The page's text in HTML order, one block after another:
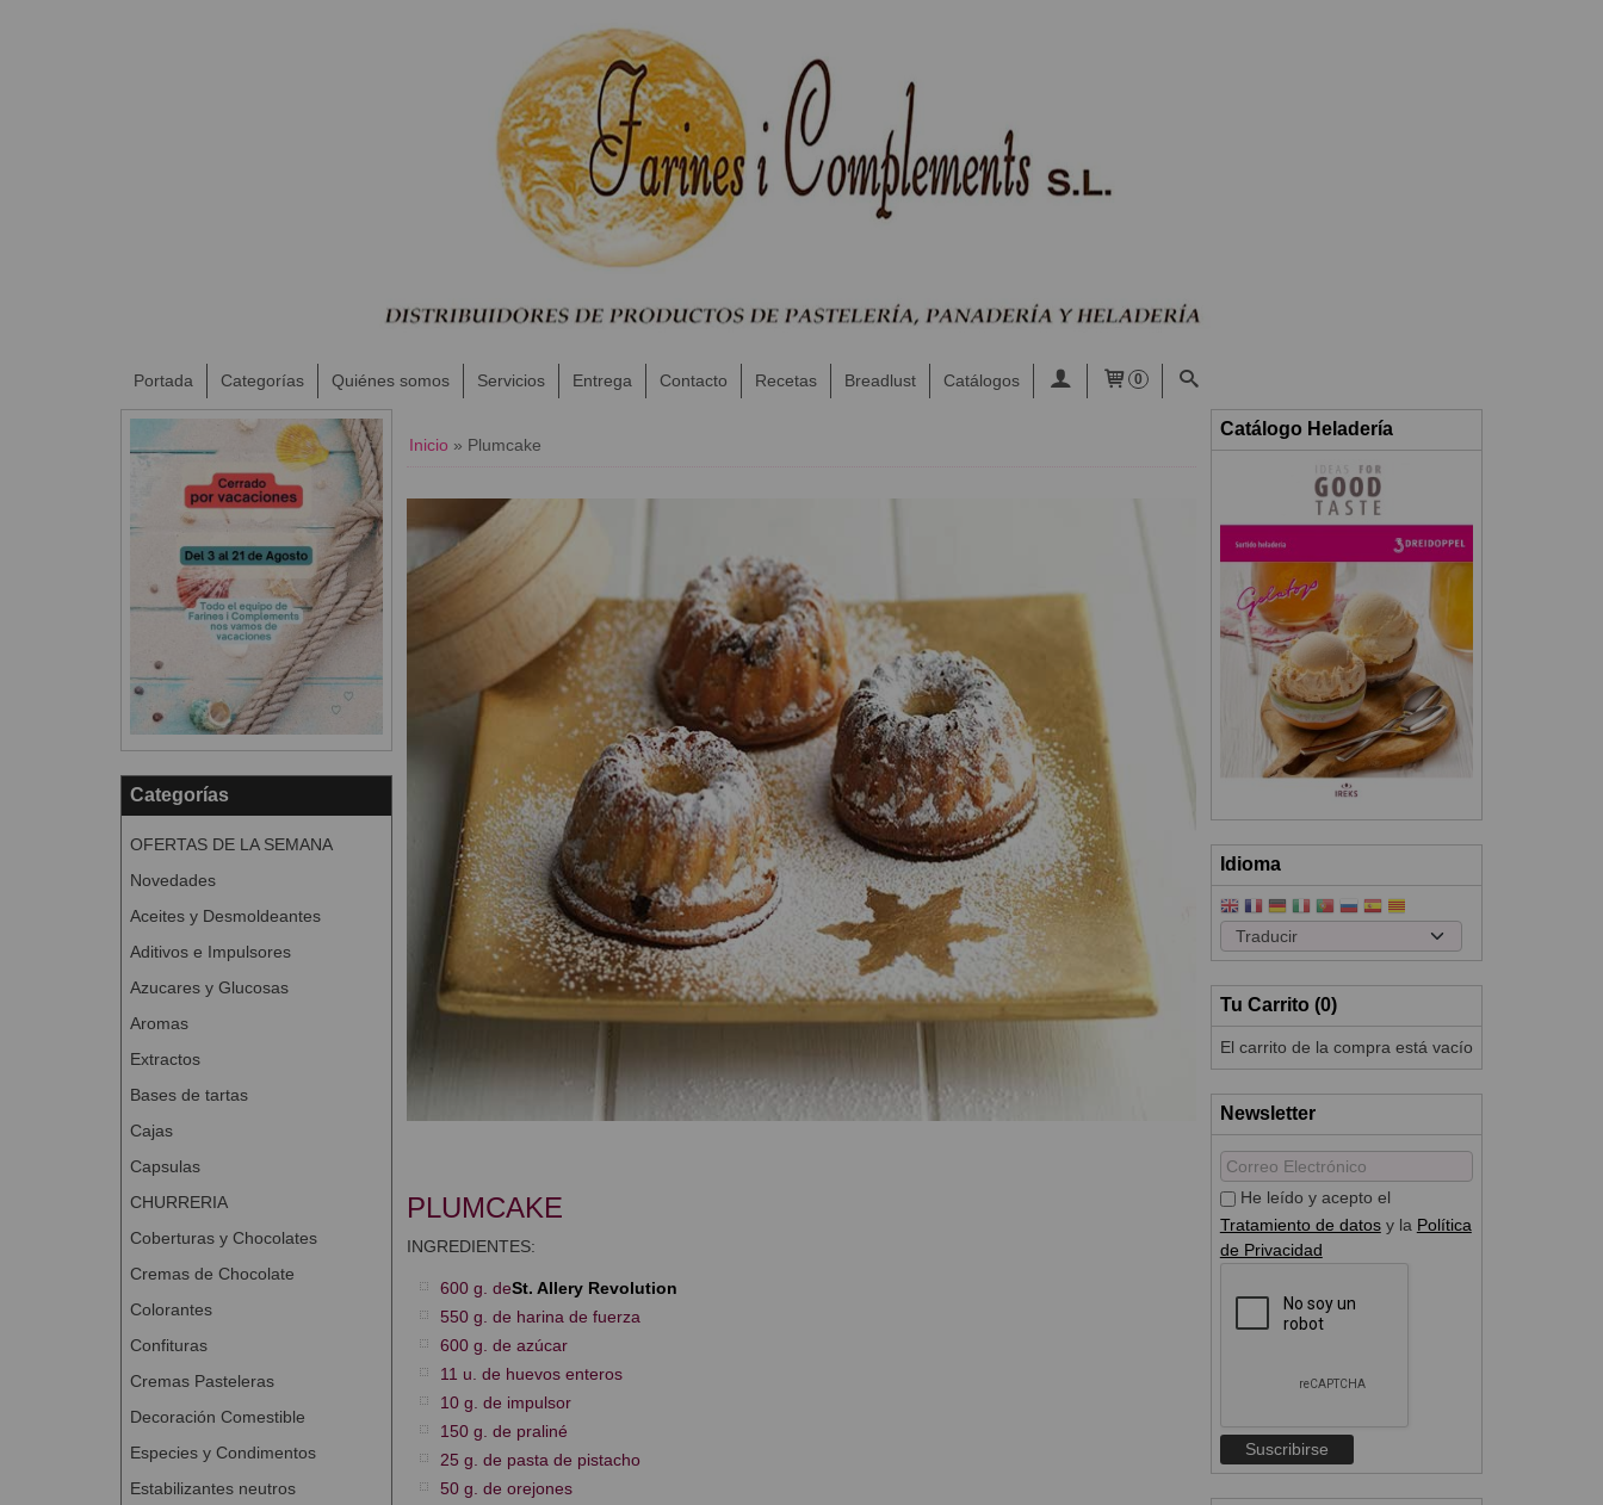
Portada Categorías Quiénes somos Servicios Entrega Contacto Recetas Breadlust Catálogos 0
Categorías
OFERTAS DE LA SEMANA
Novedades
Aceites y Desmoldeantes
Aditivos e Impulsores
Azucares y Glucosas
Aromas
Extractos
Bases de tartas
Cajas
Capsulas
CHURRERIA
Coberturas y Chocolates
Cremas de Chocolate
Colorantes
Confituras
Cremas Pasteleras
Decoración Comestible
Especies y Condimentos
Estabilizantes neutros
Inicio » Plumcake
PLUMCAKE
INGREDIENTES:
600 g. deSt. Allery Revolution
550 g. de harina de fuerza
600 g. de azúcar
11 u. de huevos enteros
10 g. de impulsor
150 g. de praliné
25 g. de pasta de pistacho
50 g. de orejones
Catálogo Heladería
Idioma
Tu Carrito (0)
El carrito de la compra está vacío
Newsletter
He leído y acepto el
Tratamiento de datosy la Política
de Privacidad